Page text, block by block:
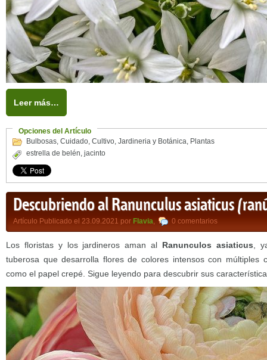
Leer más…
Opciones del Artículo
Bulbosas, Cuidado, Cultivo, Jardineria y Botánica, Plantas
estrella de belén, jacinto
Descubriendo al Ranunculus asiaticus
Artículo Publicado el 23.09.2021 por Flavia, 0 comentarios
Los floristas y los jardineros aman al Ranunculos asiaticus ,
tuberosa que desarrolla flores de colores intensos con múltiples
como el papel crepé. Sigue leyendo para descubrir sus